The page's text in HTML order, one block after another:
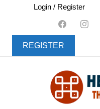
content
Login / Register
REGISTER